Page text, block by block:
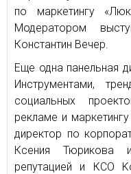
по маркетингу
Модератором
Константин Вечер.
Еще одна панельная
Инструментами,
социальных
рекламе и
директор по
Ксения Тюрикова
репутацией и КСО